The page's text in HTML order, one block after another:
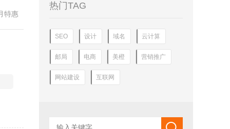
特惠
热门TAG
SEO 设计 域名 云计算
邮局 电商 美橙 营销推广
网站建设 互联网